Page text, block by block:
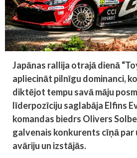
Japānas rallija otrajā dienā
apliecināt pilnīgu dominanci,
diktējot tempu savā māju
līderpozīciju saglabāja Elfins
komandas biedrs Olivers
galvenais konkurents cīņā par
avāriju un izstājās.